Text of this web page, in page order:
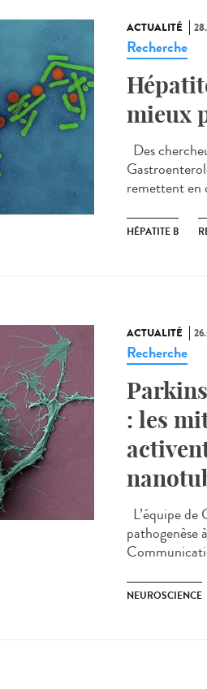
ACTUALITÉ
Recherche
mieux
Des
remettent en
HÉPATITE B
ACTUALITÉ
Recherche
: les
L’équipe
pathogenèse
NEUROSCIENCE